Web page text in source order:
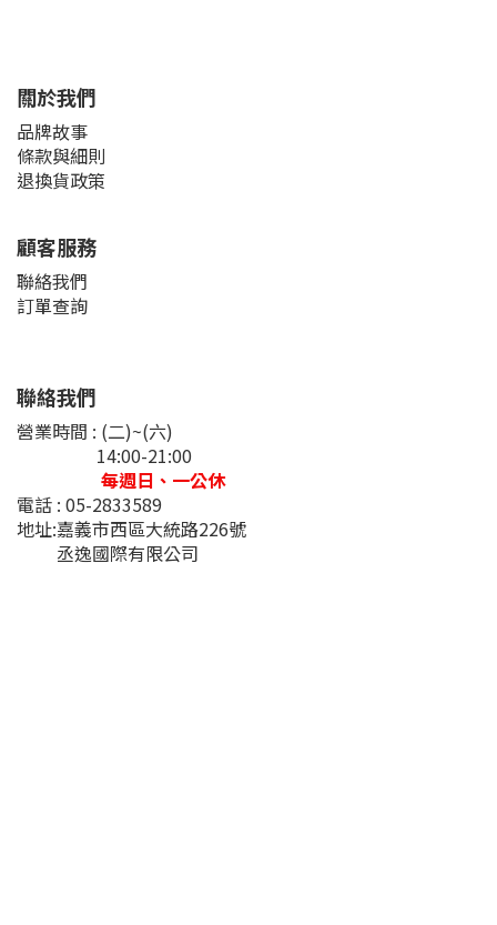
關於我們
品牌故事
條款與細則
退換貨政策
顧客服務
聯絡我們
訂單查詢
聯絡我們
營業時間 : (二)~(六)
14:00-21:00
每週日、一公休
電話 : 05-2833589
地址:嘉義市西區大統路226號
丞逸國際有限公司